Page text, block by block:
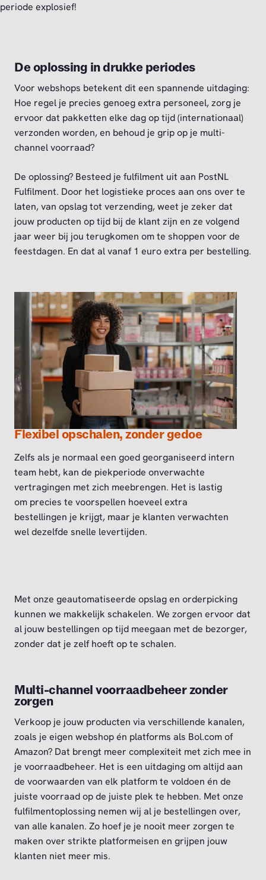
periode explosief!
De oplossing in drukke periodes
Voor webshops betekent dit een spannende uitdaging:
Hoe regel je precies genoeg extra personeel, zorg je
ervoor dat pakketten elke dag op tijd (internationaal)
verzonden worden, en behoud je grip op je multi-
channel voorraad?
De oplossing? Besteed je fulfilment uit aan PostNL
Fulfilment. Door het logistieke proces aan ons over te
laten, van opslag tot verzending, weet je zeker dat
jouw producten op tijd bij de klant zijn en ze volgend
jaar weer bij jou terugkomen om te shoppen voor de
feestdagen. En dat al vanaf 1 euro extra per bestelling.
Flexibel opschalen, zonder gedoe
Zelfs als je normaal een goed georganiseerd intern
team hebt, kan de piekperiode onverwachte
vertragingen met zich meebrengen. Het is lastig
om precies te voorspellen hoeveel extra
bestellingen je krijgt, maar je klanten verwachten
wel dezelfde snelle levertijden.
Met onze geautomatiseerde opslag en orderpicking
kunnen we makkelijk schakelen. We zorgen ervoor dat
al jouw bestellingen op tijd meegaan met de bezorger,
zonder dat je zelf hoeft op te schalen.
Multi-channel voorraadbeheer zonder
zorgen
Verkoop je jouw producten via verschillende kanalen,
zoals je eigen webshop én platforms als Bol.com of
Amazon? Dat brengt meer complexiteit met zich mee in
je voorraadbeheer. Het is een uitdaging om altijd aan
de voorwaarden van elk platform te voldoen én de
juiste voorraad op de juiste plek te hebben. Met onze
fulfilmentoplossing nemen wij al je bestellingen over,
van alle kanalen. Zo hoef je je nooit meer zorgen te
maken over strikte platformeisen en grijpen jouw
klanten niet meer mis.